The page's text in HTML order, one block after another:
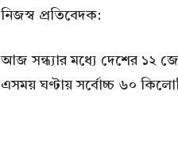
নিজস্ব প্রতিবেদক:
আজ সন্ধ্যার মধ্যে দেশের ১২
এসময় ঘণ্টায় সর্বোচ্চ ৬০